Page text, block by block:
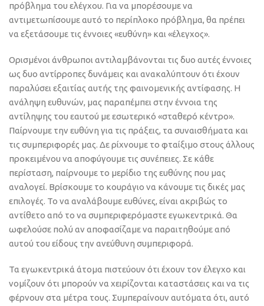
πρόβλημα του ελέγχου. Για να μπορέσουμε να
αντιμετωπίσουμε αυτό το περίπλοκο πρόβλημα, θα πρέπει
να εξετάσουμε τις έννοιες «ευθύνη» και «έλεγχος».
Ορισμένοι άνθρωποι αντιλαμβάνονται τις δυο αυτές έννοιες
ως δυο αντίρροπες δυνάμεις και ανακαλύπτουν ότι έχουν
παραλύσει εξαιτίας αυτής της φαινομενικής αντίφασης. Η
ανάληψη ευθυνών, μας παραπέμπει στην έννοια της
αντίληψης του εαυτού με εσωτερικό «σταθερό κέντρο».
Παίρνουμε την ευθύνη για τις πράξεις, τα συναισθήματα και
τις συμπεριφορές μας. Δε ρίχνουμε το φταίξιμο στους άλλους
προκειμένου να αποφύγουμε τις συνέπειες. Σε κάθε
περίσταση, παίρνουμε το μερίδιο της ευθύνης που μας
αναλογεί. Βρίσκουμε το κουράγιο να κάνουμε τις δικές μας
επιλογές. Το να αναλάβουμε ευθύνες, είναι ακριβώς το
αντίθετο από το να συμπεριφερόμαστε εγωκεντρικά. Θα
ωφελούσε πολύ αν αποφασίζαμε να παραιτηθούμε από
αυτού του είδους την ανεύθυνη συμπεριφορά.
Τα εγωκεντρικά άτομα πιστεύουν ότι έχουν τον έλεγχο και
νομίζουν ότι μπορούν να χειρίζονται καταστάσεις και να τις
φέρνουν στα μέτρα τους. Συμπεραίνουν αυτόματα ότι, αυτό